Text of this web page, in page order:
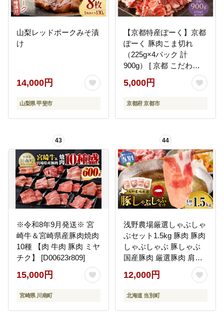
山梨レッドポークみそ漬
け
14,000円
山梨県 甲斐市
【京都特産ぽーく】京都
ぽーく 豚肉こま切れ
（225g×4パック 計
900g） [ 京都 こだわり
の京都府産 小分け 人気
おすすめ お肉 たっぷり
使いやすい ギフト プレ
送料無料 ふるさと納税 ]
5,000円
京都府 京都市
43
※令和8年9月発送※ 宮
崎牛＆宮崎県産豚肉焼肉
10種 【肉 牛肉 豚肉 ミヤ
チク】 [D00623r809]
15,000円
宮崎県 川南町
44
浅野農場厳選しゃぶしゃ
ぶセット1.5kg 豚肉 豚肉
しゃぶしゃぶ 豚しゃぶ
国産豚肉 厳選豚肉 肩ロ
ース バラ モモ しゃぶし
ゃぶ 食べ比べ ギフト
_tb02-004
12,000円
北海道 当別町